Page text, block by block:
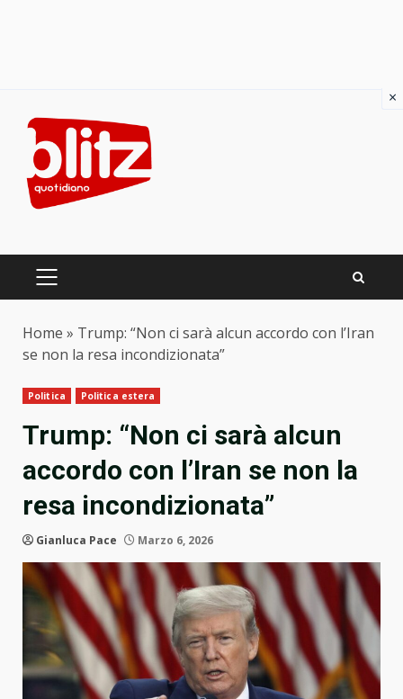
content
PRIMARY
Home » Trump: “Non ci sarà alcun accordo con l’Iran
se non la resa incondizionata”
Politica Politica estera
Trump: “Non ci sarà alcun
accordo con l’Iran se non la
resa incondizionata”
Gianluca Pace Marzo 6, 2026
×